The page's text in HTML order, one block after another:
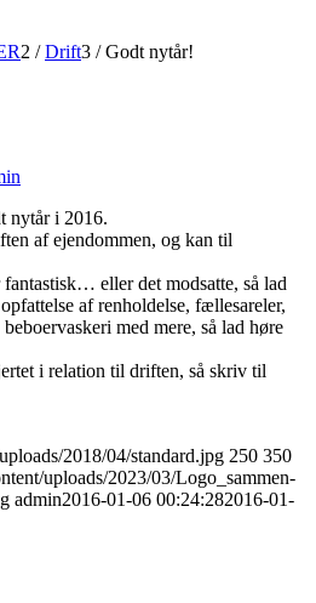
2 / Drift3 / Godt nytår!
nytår i 2016.
af ejendommen, og kan til
eller det modsatte, så lad
af renholdelse, fællesareler,
med mere, så lad høre
i relation til driften, så skriv til
2018/04/standard.jpg 250 350
uploads/2023/03/Logo_sammen-
admin2016-01-06 00:24:282016-01-